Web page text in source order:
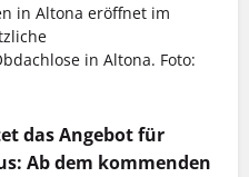
in Altona eröffnet im
in Altona. Foto:
das Angebot für
Ab dem kommenden